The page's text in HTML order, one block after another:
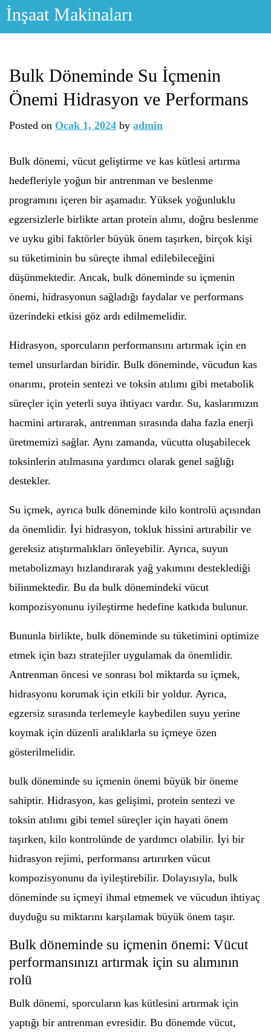
Skip
İnşaat Makinaları
Bulk Döneminde Su İçmenin
Önemi Hidrasyon ve Performans
Posted on Ocak 1, 2024 by admin
Bulk dönemi, vücut geliştirme ve kas kütlesi artırma
hedefleriyle yoğun bir antrenman ve beslenme
programını içeren bir aşamadır. Yüksek yoğunluklu
egzersizlerle birlikte artan protein alımı, doğru beslenme
ve uyku gibi faktörler büyük önem taşırken, birçok kişi
su tüketiminin bu süreçte ihmal edilebileceğini
düşünmektedir. Ancak, bulk döneminde su içmenin
önemi, hidrasyonun sağladığı faydalar ve performans
üzerindeki etkisi göz ardı edilmemelidir.
Hidrasyon, sporcuların performansını artırmak için en
temel unsurlardan biridir. Bulk döneminde, vücudun kas
onarımı, protein sentezi ve toksin atılımı gibi metabolik
süreçler için yeterli suya ihtiyacı vardır. Su, kaslarımızın
hacmini artırarak, antrenman sırasında daha fazla enerji
üretmemizi sağlar. Aynı zamanda, vücutta oluşabilecek
toksinlerin atılmasına yardımcı olarak genel sağlığı
destekler.
Su içmek, ayrıca bulk döneminde kilo kontrolü açısından
da önemlidir. İyi hidrasyon, tokluk hissini artırabilir ve
gereksiz atıştırmalıkları önleyebilir. Ayrıca, suyun
metabolizmayı hızlandırarak yağ yakımını desteklediği
bilinmektedir. Bu da bulk dönemindeki vücut
kompozisyonunu iyileştirme hedefine katkıda bulunur.
Bununla birlikte, bulk döneminde su tüketimini optimize
etmek için bazı stratejiler uygulamak da önemlidir.
Antrenman öncesi ve sonrası bol miktarda su içmek,
hidrasyonu korumak için etkili bir yoldur. Ayrıca,
egzersiz sırasında terlemeyle kaybedilen suyu yerine
koymak için düzenli aralıklarla su içmeye özen
gösterilmelidir.
bulk döneminde su içmenin önemi büyük bir öneme
sahiptir. Hidrasyon, kas gelişimi, protein sentezi ve
toksin atılımı gibi temel süreçler için hayati önem
taşırken, kilo kontrolünde de yardımcı olabilir. İyi bir
hidrasyon rejimi, performansı artırırken vücut
kompozisyonunu da iyileştirebilir. Dolayısıyla, bulk
döneminde su içmeyi ihmal etmemek ve vücudun ihtiyaç
duyduğu su miktarını karşılamak büyük önem taşır.
Bulk döneminde su içmenin önemi: Vücut
performansınızı artırmak için su alımının
rolü
Bulk dönemi, sporcuların kas kütlesini artırmak için
yaptığı bir antrenman evresidir. Bu dönemde vücut,